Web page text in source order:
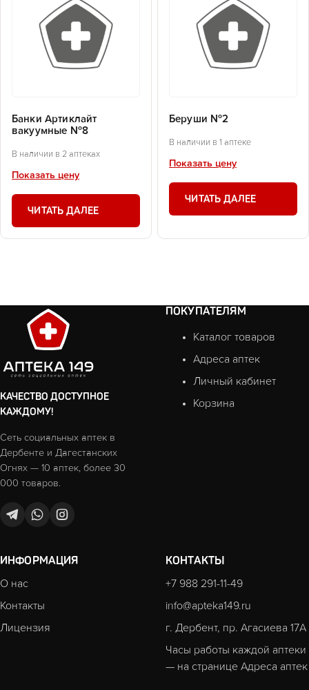
Банки Артиклайт
вакуумные №8
В наличии в 2 аптеках
Показать цену
ЧИТАТЬ ДАЛЕЕ
Беруши №2
В наличии в 1 аптеке
Показать цену
ЧИТАТЬ ДАЛЕЕ
КАЧЕСТВО ДОСТУПНОЕ
КАЖДОМУ!
Сеть социальных аптек в
Дербенте и Дагестанских
Огнях — 10 аптек, более 30
000 товаров.
ПОКУПАТЕЛЯМ
Каталог товаров
Адреса аптек
Личный кабинет
Корзина
ИНФОРМАЦИЯ
О нас
Контакты
Лицензия
КОНТАКТЫ
+7 988 291-11-49
info@apteka149.ru
г. Дербент, пр. Агасиева 17А
Часы работы каждой аптеки
— на странице Адреса аптек